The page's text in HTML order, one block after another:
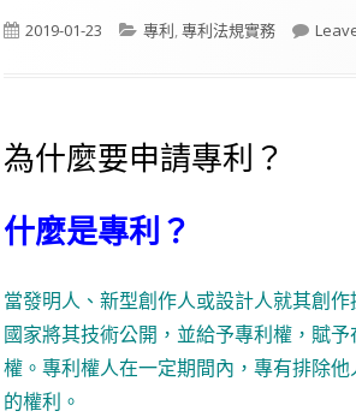
Published
2019-01-23 Categories
專利,專利法規實務
為什麼要申請專利？
什麼是專利？
當發明人、新型創作人或設計人就其創
國家將其技術公開，並給予專利權，賦
權。專利權人在一定期間內，專有排除
的權利。